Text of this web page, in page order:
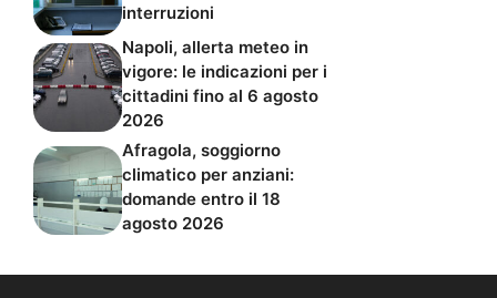
interruzioni
Napoli, allerta meteo in
vigore: le indicazioni per i
cittadini fino al 6 agosto
2026
Afragola, soggiorno
climatico per anziani:
domande entro il 18
agosto 2026